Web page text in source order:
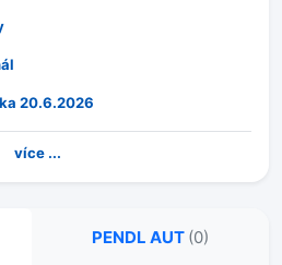
20.6.2026
více ...
PENDL AUT (0)